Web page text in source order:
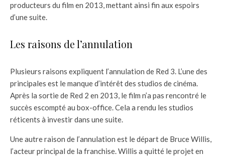
producteurs du film en 2013, mettant ainsi fin aux espoirs
d’une suite.
Les raisons de l’annulation
Plusieurs raisons expliquent l’annulation de Red 3. L’une des
principales est le manque d’intérêt des studios de cinéma.
Après la sortie de Red 2 en 2013, le film n’a pas rencontré le
succès escompté au box-office. Cela a rendu les studios
réticents à investir dans une suite.
Une autre raison de l’annulation est le départ de Bruce Willis,
l’acteur principal de la franchise. Willis a quitté le projet en